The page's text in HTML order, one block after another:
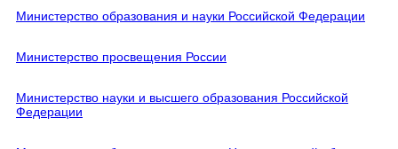
Министерство образования и науки Российской Федерации
Министерство просвещения России
Министерство науки и высшего образования Российской
Федерации